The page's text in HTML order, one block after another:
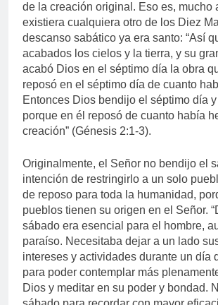
de la creación original. Eso es, mucho
existiera cualquiera otro de los Diez
descanso sabático ya era santo: “Así
acabados los cielos y la tierra, y su
acabó Dios en el séptimo día la obra
reposó en el séptimo día de cuanto
Entonces Dios bendijo el séptimo día
porque en él reposó de cuanto había
creación” (Génesis 2:1-3).
Originalmente, el Señor no bendijo el
intención de restringirlo a un solo
de reposo para toda la humanidad,
pueblos tienen su origen en el Señor.
sábado era esencial para el hombre,
paraíso. Necesitaba dejar a un lado
intereses y actividades durante un día
para poder contemplar más
Dios y meditar en su poder y bondad.